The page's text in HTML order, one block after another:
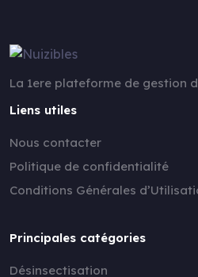
La 1ere plateforme de gestion
Liens utiles
Nous contacter
Politique de confidentialité
Conditions Générales
Principales catégories
Désinsectisation